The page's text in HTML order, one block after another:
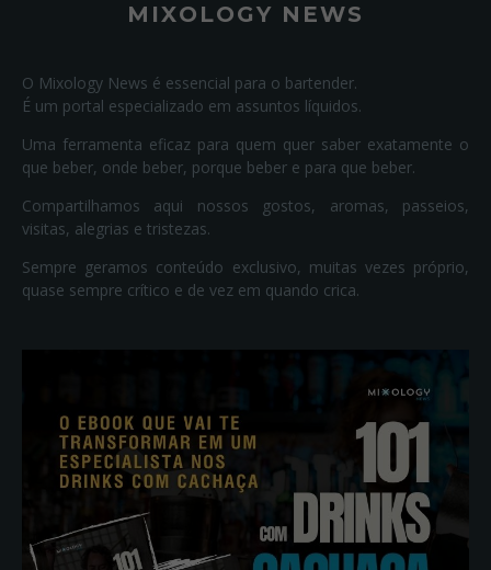
MIXOLOGY NEWS
O Mixology News é essencial para o bartender.
É um portal especializado em assuntos líquidos.
Uma ferramenta eficaz para quem quer saber exatamente o
que beber, onde beber, porque beber e para que beber.
Compartilhamos aqui nossos gostos, aromas, passeios,
visitas, alegrias e tristezas.
Sempre geramos conteúdo exclusivo, muitas vezes próprio,
quase sempre crítico e de vez em quando crica.